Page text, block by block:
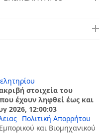
στοιχεία του
έχουν ληφθεί έως και
2026, 12:00:03
Πολιτική Απορρήτου
και Βιομηχανικού